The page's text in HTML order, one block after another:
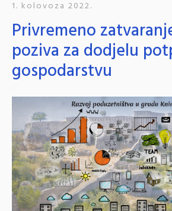
1. kolovoza 2022.
Privremeno
poziva za dodjelu
gospodarstvu